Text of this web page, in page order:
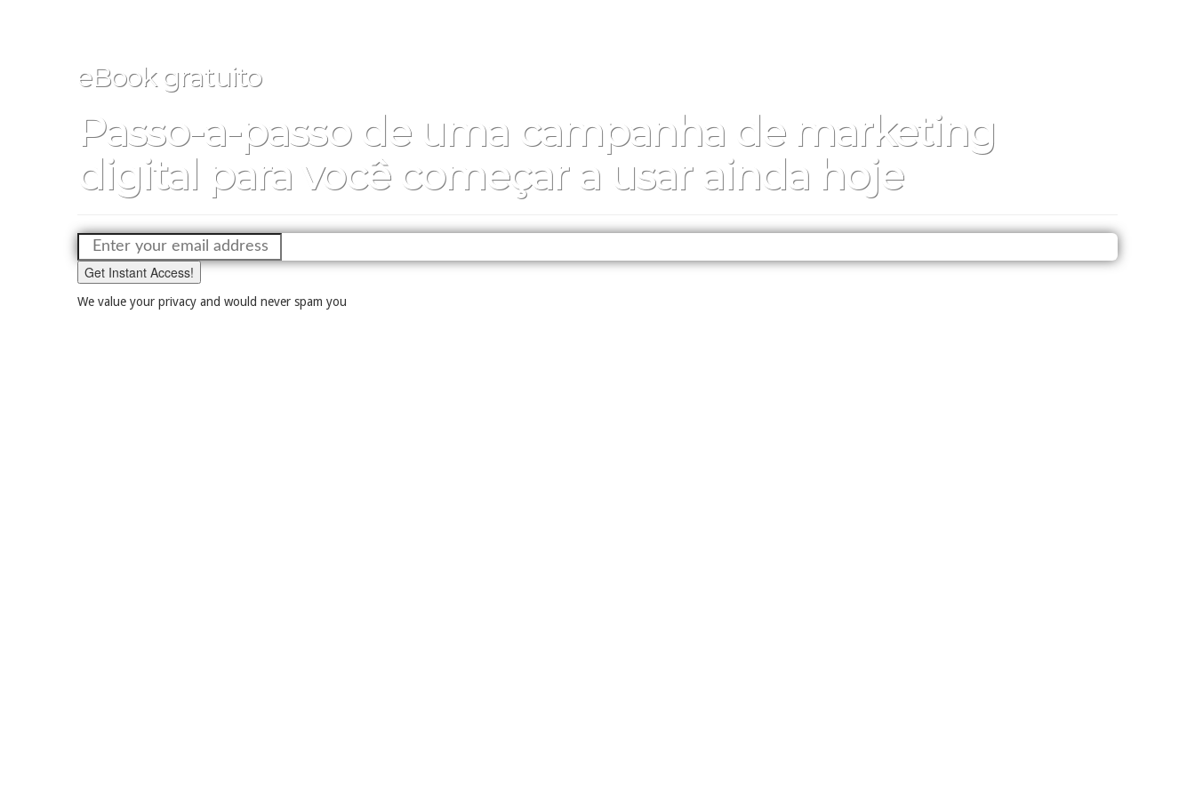
eBook gratuito
Passo-a-passo de uma campanha de marketing
digital para você começar a usar ainda hoje
Get Instant Access!
We value your privacy and would never spam you